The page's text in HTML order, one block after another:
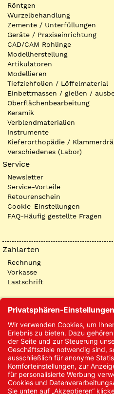
Röntgen
Wurzelbehandlung
Zemente / Unterfüllungen
Geräte / Praxiseinrichtung
CAD/CAM Rohlinge
Modellherstellung
Artikulatoren
Modellieren
Tiefziehfolien / Löffelmaterial
Einbettmassen / gießen /
Oberflächenbearbeitung
Keramik
Verblendmaterialien
Instrumente
Kieferorthopädie /
Verschiedenes (Labor)
Service
Newsletter
Service-Vorteile
Retourenschein
Cookie-Einstellungen
FAQ-Häufig gestellte Fragen
Zahlarten
Rechnung
Vorkasse
Lastschrift
Kontakt
Kontakt/Anfrage
Neukundenanmeldung
Kennwort vergessen